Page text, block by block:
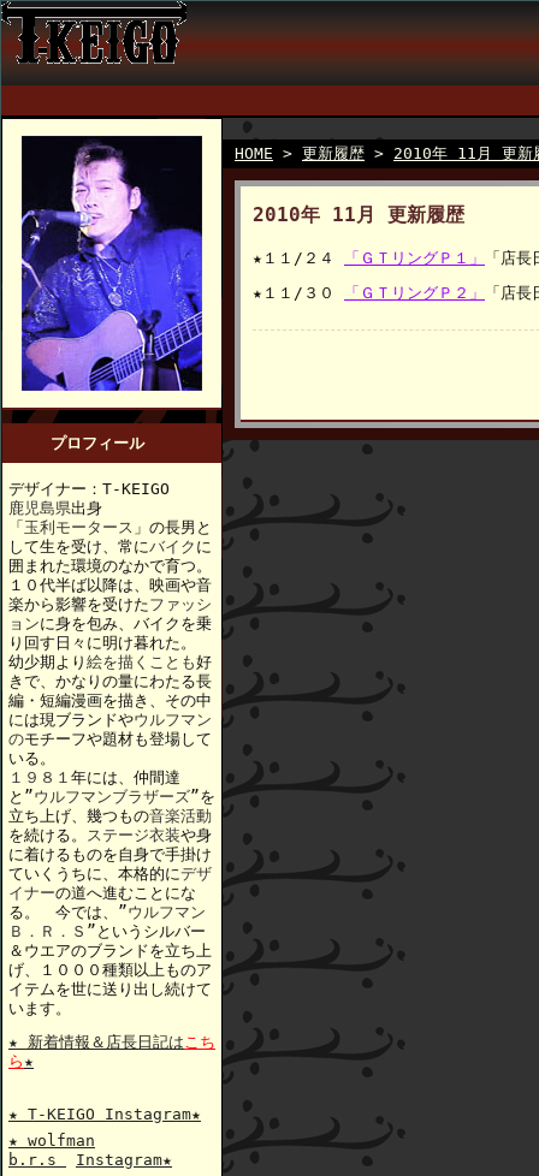
プロフィール
デザイナー：T-KEIGO
鹿児島県出身
「 玉利モータース 」の長男と
して生を受け、常にバイク に
囲まれた環境のなかで育つ。
１０代半ば以降は、映画や音
楽から影響を受けたファッシ
ョンに身を包み、バイクを乗
り回す日々に明け暮れた。
幼少期より 絵を描くことも好
きで、かなりの量にわたる長
編・短編漫画を描き、その中
には現ブランドやウルフマン
のモチーフや題材も登場して
いる。
１９８１ 年には、仲間達
と”ウルフマンブラザーズ”を
立ち上げ、幾つもの音楽活動
を続ける。 ステージ衣装や身
に着けるものを自身で手掛け
ていくうちに、本格的にデザ
イナーの道へ進むことにな
る。 今では、”ウルフマン
Ｂ．Ｒ．Ｓ ”というシルバー
＆ウエアのブランドを立ち上
げ、１０００種類以上ものア
イテムを世に送り出し続けて
います。
★ 新着情報＆店長日記はこち
ら★
★ T-KEIGO Instagram★
★ wolfman
b.r.s
Instagram★
HOME > 更新履歴 > 2010年 11月 更新
2010年 11月 更新履歴
★１１/２４ 「ＧＴリングＰ１」
「店
★１１/３０
「ＧＴリングＰ２」 「店